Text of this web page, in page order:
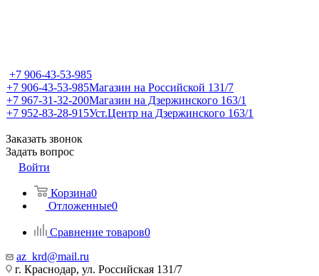
+7 906-43-53-985
+7 906-43-53-985Магазин на Российской 131/7
+7 967-31-32-200Магазин на Дзержинского 163/1
+7 952-83-28-915Уст.Центр на Дзержинского 163/1
Заказать звонок
Задать вопрос
Войти
Корзина0
Отложенные0
Сравнение товаров0
az_krd@mail.ru
г. Краснодар, ул. Российская 131/7